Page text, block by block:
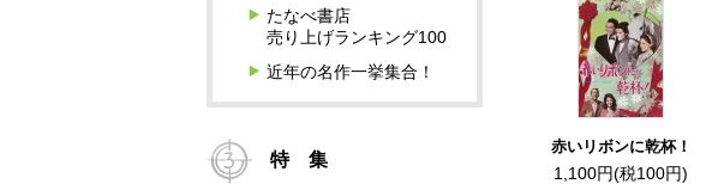
赤いリボンに乾杯！
1,100円(税100円)
たなべ書店
売り上げランキング100
近年の名作一挙集合！
特 集